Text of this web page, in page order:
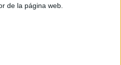
de la página web.